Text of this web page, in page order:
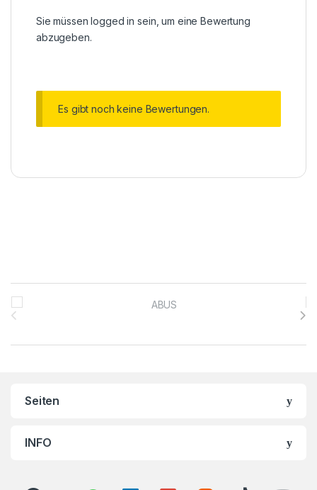
Sie müssenlogged in sein, um eine Bewertung
abzugeben.
Es gibt noch keine Bewertungen.
Brands Carousel
Seiten
INFO